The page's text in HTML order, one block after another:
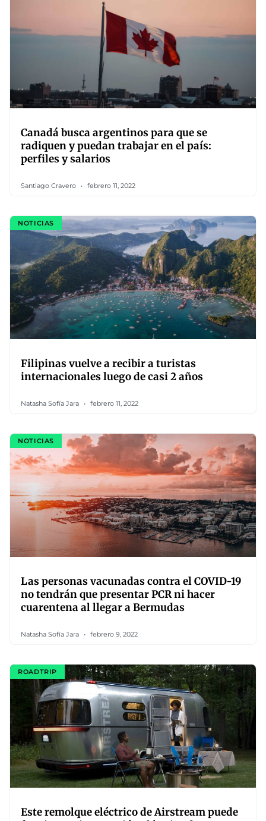
Canadá busca argentinos para que se
radiquen y puedan trabajar en el país:
perfiles y salarios
Santiago Cravero febrero 11, 2022
NOTICIAS
Filipinas vuelve a recibir a turistas
internacionales luego de casi 2 años
Natasha Sofía Jara febrero 11, 2022
NOTICIAS
Las personas vacunadas contra el COVID-19
no tendrán que presentar PCR ni hacer
cuarentena al llegar a Bermudas
Natasha Sofía Jara febrero 9, 2022
ROADTRIP
Este remolque eléctrico de Airstream puede